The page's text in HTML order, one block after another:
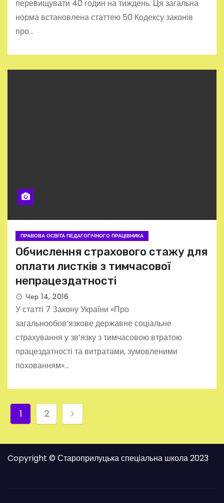
перевищувати 40 годин на тиждень. Ця загальна
норма встановлена статтею 50 Кодексу законів
про…
ПРАВОВА ОСВІТА ПЕДАГОГІЧНОГО ПРАЦІВНИКА
Обчислення страхового стажу для
оплати листків з тимчасової
непрацездатності
Чер 14, 2016
У статті 7 Закону України «Про
загальнообов’язкове державне соціальне
страхування у зв’язку з тимчасовою втратою
працездатності та витратами, зумовленими
похованням»…
г
1 2
Copyright © Староприлуцька спеціальна школа 2023